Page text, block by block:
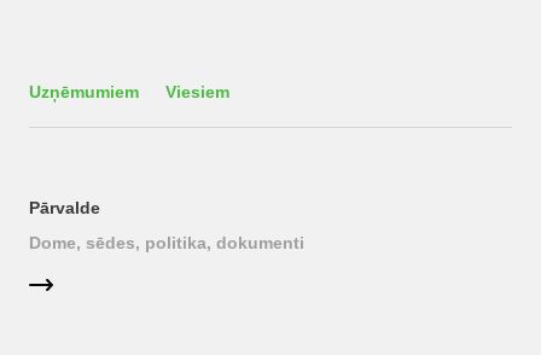
Uzņēmumiem Viesiem
Pārvalde
Dome, sēdes, politika, dokumenti